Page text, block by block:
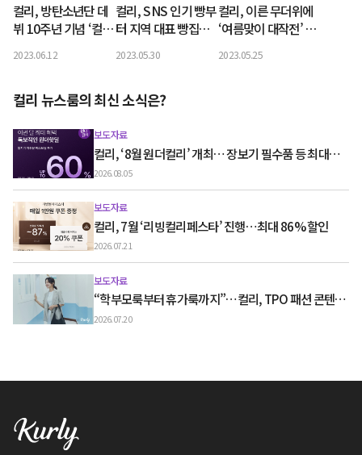
컬리, 방탄소년단 데
뷔 10주년 기념 ‘컬리
행
2023.06.12
컬리, SNS 인기 빵부
터 지역 대표 빵집까
획전 오픈
2023.05.30
컬리, 이른 무더위에
‘여름맞이 대작전’ 기
인 강화
2023.05.25
컬리 뉴스룸의 최신 소식은?
보도자료
컬리, ‘8월 원더컬리’ 개최… 장보기 필수품 등 최대
60% 할인
2026.08.05
보도자료
컬리, 7월 ‘리빙컬리페스타’ 진행…최대 86% 할인
2026.07.21
보도자료
“학부모룩부터 휴가룩까지”…컬리, TPO 패션 콘텐츠
‘스타일노트’ 흥행
2026.07.20